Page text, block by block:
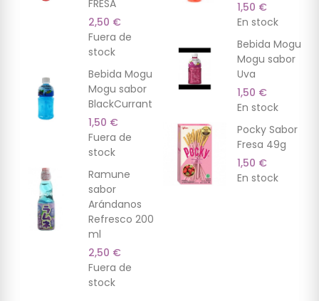
FRESA
2,50 €
Fuera de
stock
Bebida Mogu
Mogu sabor
BlackCurrant
1,50 €
Fuera de
stock
Ramune
sabor
Arándanos
Refresco 200
ml
2,50 €
Fuera de
stock
1,50 €
En stock
Bebida Mogu
Mogu sabor
Uva
1,50 €
En stock
Pocky Sabor
Fresa 49g
1,50 €
En stock